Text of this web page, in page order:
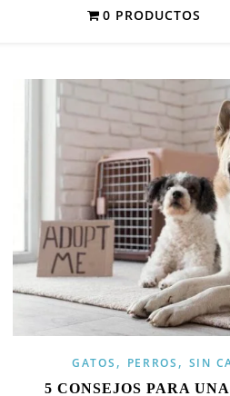
0 PRODUCTOS
GATOS , PERROS , SIN
5 CONSEJOS PARA